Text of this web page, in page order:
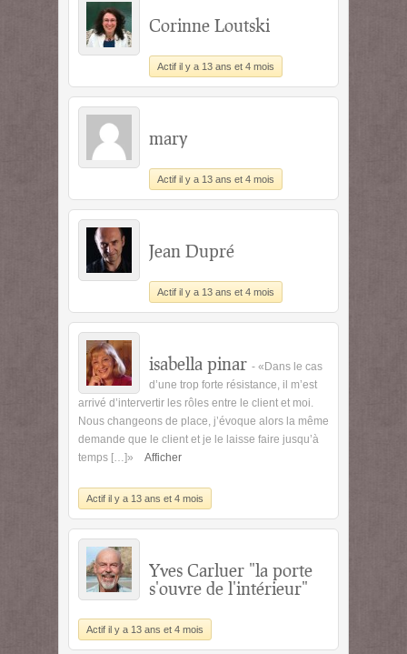
Corinne Loutski
Actif il y a 13 ans et 4 mois
mary
Actif il y a 13 ans et 4 mois
Jean Dupré
Actif il y a 13 ans et 4 mois
isabella pinar - «Dans le cas
d’une trop forte résistance, il m’est
arrivé d’intervertir les rôles entre le client et moi.
Nous changeons de place, j’évoque alors la même
demande que le client et je le laisse faire jusqu’à
temps […]»
Afficher
Actif il y a 13 ans et 4 mois
Yves Carluer "la porte
s'ouvre de l'intérieur"
Actif il y a 13 ans et 4 mois